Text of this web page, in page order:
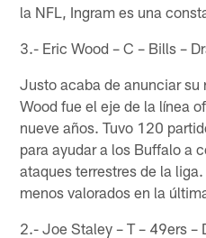
la NFL, Ingram es una
3.- Eric Wood – C – Bills –
Justo acaba de anunciar su
Wood fue el eje de la línea
nueve años. Tuvo 120
para ayudar a los Buffalo a
ataques terrestres de la
menos valorados en la
2.- Joe Staley – T – 49ers –